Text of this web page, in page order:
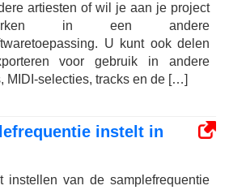
artiesten of wil je aan je project
in een andere
U kunt ook delen
voor gebruik in andere
MIDI-selecties, tracks en de […]
instelt in
instellen van de samplefrequentie